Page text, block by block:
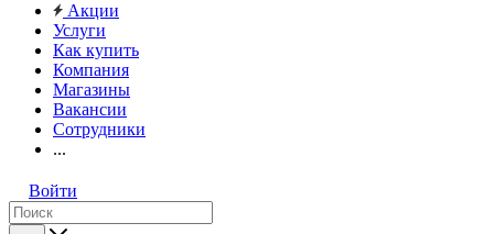
Акции
Услуги
Как купить
Компания
Магазины
Вакансии
Сотрудники
...
Войти